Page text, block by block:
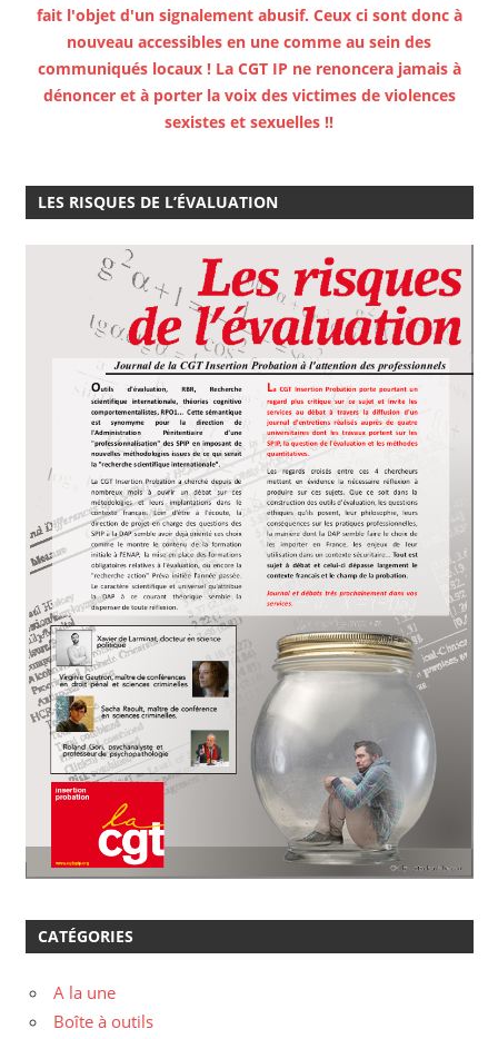
fait l'objet d'un signalement abusif. Ceux ci sont donc à
nouveau accessibles en une comme au sein des
communiqués locaux ! La CGT IP ne renoncera jamais à
dénoncer et à porter la voix des victimes de violences
sexistes et sexuelles !!
LES RISQUES DE L’ÉVALUATION
CATÉGORIES
A la une
Boîte à outils